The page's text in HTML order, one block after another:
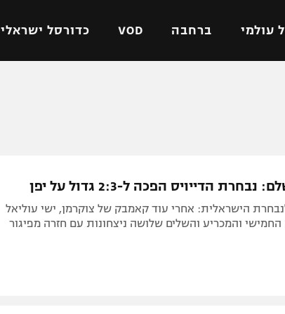
עולמי ברחבה VOD כדורסל ישראלי
ליגה ספרדית
מכבי תל אביב
הפועל חולון
הדייויס הפכה ל-2:3 גדול על יפן
לנבחרת הישראלית: אחרי עוד קאמבק של צוקרמן, ישי עוליאל
והמכריע והשלים שלושה ניצחונות עם חזרה מפיגור